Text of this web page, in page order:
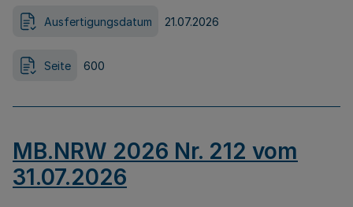
Ausfertigungsdatum 21.07.2026
Seite 600
MB.NRW 2026 Nr. 212 vom
31.07.2026